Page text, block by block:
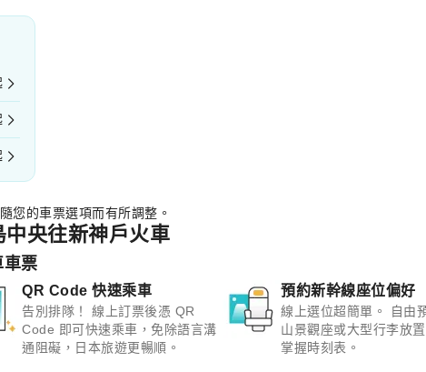
您的車票選項而有所調整。
央往新神戶火車
票
QR Code 快速乘車
告別排隊！ 線上訂票後憑 QR
Code 即可快速乘車，免除語言溝
通阻礙，日本旅遊更暢順。
預約新幹線座位偏好
線上選位超簡單。 自由
山景觀座或大型行李放
掌握時刻表。